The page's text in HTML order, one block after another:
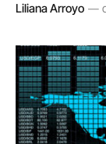
Liliana Arroyo